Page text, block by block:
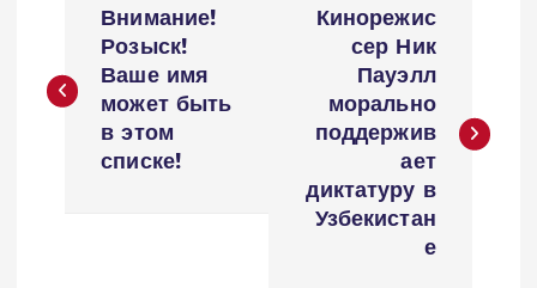
в
Внимание!
Розыск!
Ваше имя
может быть
в этом
списке!
Кинорежис
сер Ник
Пауэлл
морально
поддержив
ает
диктатуру в
Узбекистан
е